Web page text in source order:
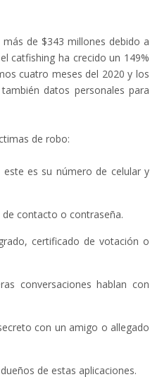
de $343 millones debido a
catfishing ha crecido un 149%
cuatro meses del 2020 y los
datos personales para
de robo:
es su número de celular y
contacto o contraseña.
certificado de votación o
conversaciones hablan con
con un amigo o allegado
de estas aplicaciones.